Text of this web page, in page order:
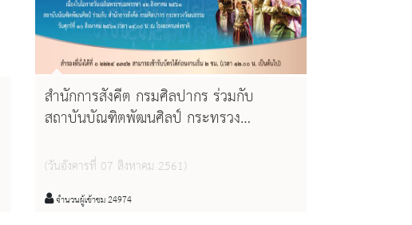
สำนักการสังคีต กรมศิลปากร ร่วมกับ
สถาบันบัณฑิตพัฒนศิลป์ กระทรวง
เฉลิมพระเกียรติ สมเด็จพระนางเจ้าสิริกิติ์
ละครดึกดำบรรพ์ "นางเสือง" เนื่องในโอกาส
(วันอังคารที่ 07 สิงหาคม 2561)
จำนวนผู้เข้าชม 24974